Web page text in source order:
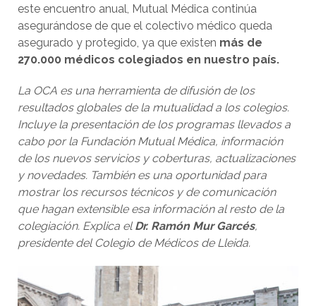
este encuentro anual, Mutual Médica continúa
asegurándose de que el colectivo médico queda
asegurado y protegido, ya que existen más de
270.000 médicos colegiados en nuestro país.
La OCA es una herramienta de difusión de los
resultados globales de la mutualidad a los colegios.
Incluye la presentación de los programas llevados a
cabo por la Fundación Mutual Médica, información
de los nuevos servicios y coberturas, actualizaciones
y novedades. También es una oportunidad para
mostrar los recursos técnicos y de comunicación
que hagan extensible esa información al resto de la
colegiación. Explica el Dr. Ramón Mur Garcés,
presidente del Colegio de Médicos de Lleida.